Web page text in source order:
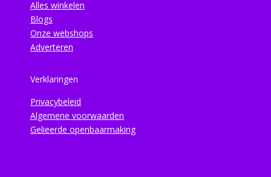
Alles winkelen
Blogs
Onze webshops
Adverteren
Verklaringen
Privacybeleid
Algemene voorwaarden
Gelieerde openbaarmaking